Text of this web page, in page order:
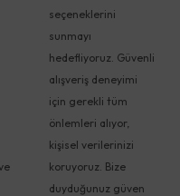
seçeneklerini
sunmayı
hedefliyoruz. Güvenli
alışveriş deneyimi
için gerekli tüm
önlemleri alıyor,
kişisel verilerinizi
koruyoruz. Bize
duyduğunuz güven